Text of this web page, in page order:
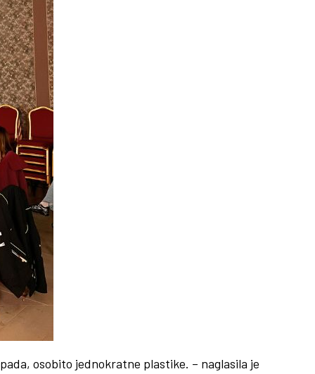
osobito jednokratne plastike. – naglasila je